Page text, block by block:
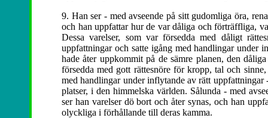
9. Han ser - med avseende på sitt gudomliga öra,
och han uppfattar hur de var dåliga och förträffliga,
Dessa varelser, som var försedda med dåligt
uppfattningar och satte igång med handlingar under
hade åter uppkommit på de sämre planen, den
försedda med gott rättesnöre för kropp, tal och
med handlingar under inflytande av rätt
platser, i den himmelska världen. Sålunda - med
ser han varelser dö bort och åter synas, och han
olyckliga i förhållande till deras kamma.